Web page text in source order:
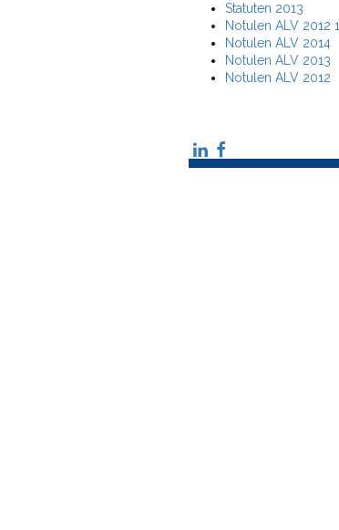
Statuten 2013
Notulen ALV 2012 1
Notulen ALV 2014
Notulen ALV 2013
Notulen ALV 2012